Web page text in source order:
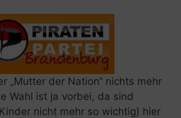
„Mutter der Nation“ nichts mehr
Wahl ist ja vorbei, da sind
nicht mehr so wichtig) hier